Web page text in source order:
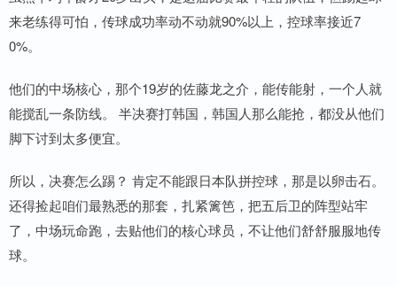
来老练得可怕，传球成功率动不动就90%以上，控球率接近7
0%。
他们的中场核心，那个19岁的佐藤龙之介，能传能射，一个人就
能搅乱一条防线。 半决赛打韩国，韩国人那么能抢，都没从他们
脚下讨到太多便宜。
所以，决赛怎么踢？ 肯定不能跟日本队拼控球，那是以卵击石。
还得捡起咱们最熟悉的那套，扎紧篱笆，把五后卫的阵型站牢
了，中场玩命跑，去贴他们的核心球员，不让他们舒舒服服地传
球。